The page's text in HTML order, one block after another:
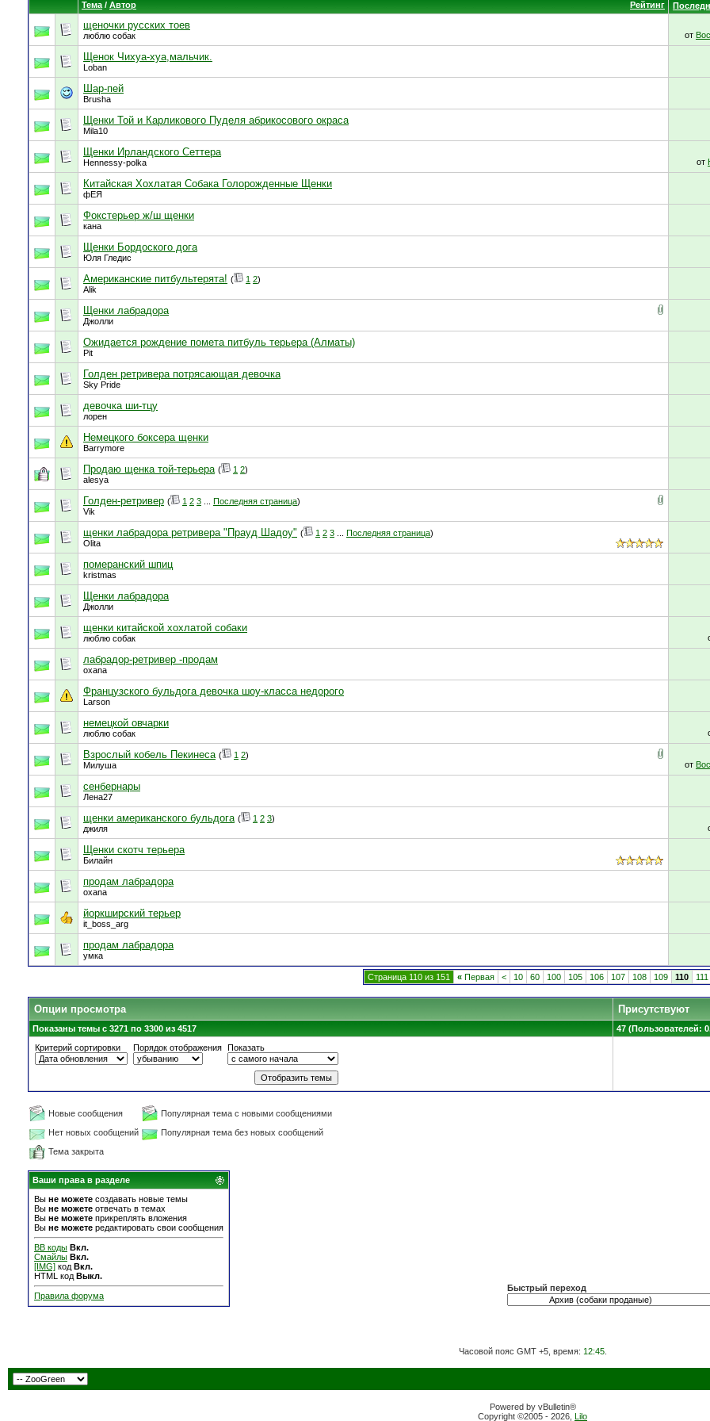
Рейтинг
Тема / Автор
щеночки русских тоев
люблю собак от
Щенок Чихуа-хуа,мальчик.
Loban
Шар-пей
Brusha
Щенки Той и Карликового Пуделя абрикосового окраса
Mila10
Щенки Ирландского Сеттера
Hennessy-polka от
Китайская Хохлатая Собака Голорожденные Щенки
фЕЯ
Фокстерьер ж/ш щенки
кана
Щенки Бордоского дога
Юля Гледис
Американские питбультерята! ( 1 2)
Alik
Щенки лабрадора
Джолли
Ожидается рождение помета питбуль терьера (Алматы)
Pit
Голден ретривера потрясающая девочка
Sky Pride
девочка ши-тцу
лорен
Немецкого боксера щенки
Barrymore
Продаю щенка той-терьера ( 1 2)
alesya
Голден-ретривер ( 1 2 3 Последняя страница)
Vik
щенки лабрадора ретривера "Прауд Шадоу" ( 1 2 3 Последняя страница)
Olita
померанский шпиц
kristmas
Щенки лабрадора
Джолли
щенки китайской хохлатой собаки
люблю собак
лабрадор-ретривер -продам
oxana
Французского бульдога девочка шоу-класса недорого
Larson
немецкой овчарки
люблю собак
Взрослый кобель Пекинеса ( 1 2)
Милуша
от
сенбернары
Лена27
щенки американского бульдога ( 1 2 3)
джиля
Щенки скотч терьера
Билайн
продам лабрадора
oxana
йоркширский терьер
it_boss_arg
продам лабрадора
умка
Страница 110 из 151 « Первая < 10 60 100 105 106 107 108 109 110 111
Опции просмотра Присутствуют
Показаны темы с 3271 по 3300 из 4517
47 (Пользователей:
Критерий сортировки
Порядок отображения Показать
Новые сообщения
Популярная тема с новыми сообщениями
Нет новых сообщений
Популярная тема без новых сообщений
Тема закрыта
Ваши права в разделе
Вы не можете создавать новые темы
Вы не можете отвечать в темах
Вы не можете прикреплять вложения
Вы не можете редактировать свои сообщения
BB коды Вкл.
Смайлы Вкл.
[IMG] код Вкл.
HTML код Выкл.
Правила форума
Быстрый переход
Часовой пояс GMT +5, время: 12:45.
Powered by vBulletin®
Copyright ©2005 - 2026, Lilo